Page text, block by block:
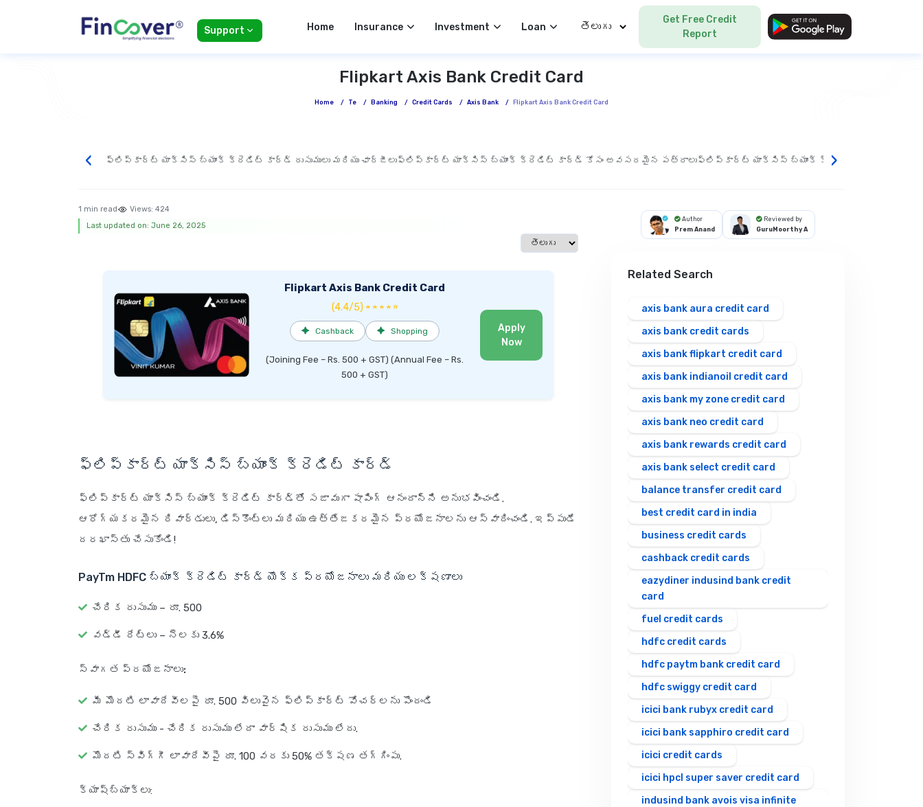
Support Home Insurance Investment Loan Select Language
Get Free Credit
Report
Flipkart Axis Bank Credit Card
Home / Te / Banking / Credit Cards / Axis Bank / Flipkart Axis Bank Credit Card
‹ ఫ్లిప్‌కార్ట్ యాక్సిస్ బ్యాంక్ క్రెడిట్ కార్డ్ రుసుములు మరియు ఛార్జీలుఫ్లిప్‌కార్ట్ యాక్సిస్ బ్యాంక్ క్రెడిట్ కార్డ్ కోసం అవసరమైన పత్రాలుఫ్లిప్‌కార్ట్ యాక్సిస్ బ్యాంక్ క్రెడిట్ కార్డ్ అర్హత
›
1 min read Views: 424
Last updated on: June 26, 2025
Select language
Flipkart Axis Bank Credit Card
(4.4/5) ★ ★ ★ ★ ☆
✦ Cashback ✦ Shopping
(Joining Fee – Rs. 500 + GST) (Annual Fee – Rs.
500 + GST)
Apply
Now
ఫ్లిప్‌కార్ట్ యాక్సిస్ బ్యాంక్ క్రెడిట్ కార్డ్
ఫ్లిప్‌కార్ట్ యాక్సిస్ బ్యాంక్ క్రెడిట్ కార్డ్‌తో సజావుగా షాపింగ్ ఆనందాన్ని అనుభవించండి.
ఆరోగ్యకరమైన రివార్డులు, డిస్కౌంట్లు మరియు ఉత్తేజకరమైన ప్రయోజనాలను ఆస్వాదించండి. ఇప్పుడే
దరఖాస్తు చేసుకోండి!
PayTm HDFC బ్యాంక్ క్రెడిట్ కార్డ్ యొక్క ప్రయోజనాలు మరియు లక్షణాలు
చేరిక రుసుము – రూ. 500
వడ్డీ రేట్లు – నెలకు 3.6%
స్వాగత ప్రయోజనాలు:
మీ మొదటి లావాదేవీలపై రూ. 500 విలువైన ఫ్లిప్‌కార్ట్ వోచర్‌లను పొందండి
చేరిక రుసుము - చేరిక రుసుము లేదా వార్షిక రుసుము లేదు.
మొదటి స్విగ్గీ లావాదేవీపై రూ. 100 వరకు 50% తక్షణ తగ్గింపు.
క్యాష్‌బ్యాక్‌లు:
Author
Prem Anand
Reviewed by
GuruMoorthy A
Related Search
axis bank aura credit card
axis bank credit cards
axis bank flipkart credit card
axis bank indianoil credit card
axis bank my zone credit card
axis bank neo credit card
axis bank rewards credit card
axis bank select credit card
balance transfer credit card
best credit card in india
business credit cards
cashback credit cards
eazydiner indusind bank credit
card
fuel credit cards
hdfc credit cards
hdfc paytm bank credit card
hdfc swiggy credit card
icici bank rubyx credit card
icici bank sapphiro credit card
icici credit cards
icici hpcl super saver credit card
indusind bank avois visa infinite